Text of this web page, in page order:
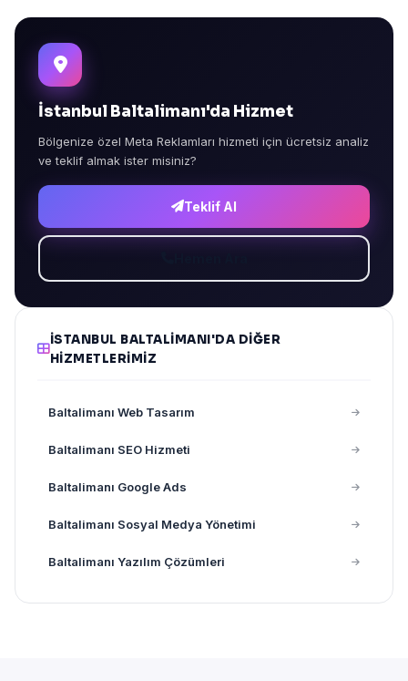
İstanbul Baltalimanı'da Hizmet
Bölgenize özel Meta Reklamları hizmeti için ücretsiz analiz
ve teklif almak ister misiniz?
Teklif Al
İSTANBUL BALTALIMANI'DA DIĞER
HIZMETLERIMIZ
Baltalimanı Web Tasarım
Baltalimanı SEO Hizmeti
Baltalimanı Google Ads
Baltalimanı Sosyal Medya Yönetimi
Baltalimanı Yazılım Çözümleri